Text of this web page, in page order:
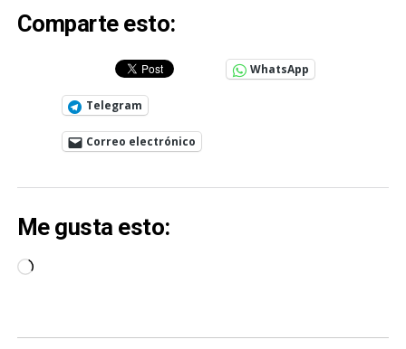
Comparte esto:
WhatsApp
Telegram
Correo electrónico
Me gusta esto:
Cargando...